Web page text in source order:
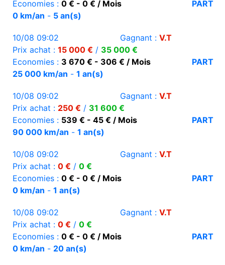
Economies : 0 € - 0 € / Mois
PART
0 km/an - 5 an(s)
10/08 09:02 Gagnant : V.T
Prix achat : 15 000 € / 35 000 €
Economies : 3 670 € - 306 € / Mois
PART
25 000 km/an - 1 an(s)
10/08 09:02 Gagnant : V.T
Prix achat : 250 € / 31 600 €
Economies : 539 € - 45 € / Mois
PART
90 000 km/an - 1 an(s)
10/08 09:02 Gagnant : V.T
Prix achat : 0 € / 0 €
Economies : 0 € - 0 € / Mois
PART
0 km/an - 1 an(s)
10/08 09:02 Gagnant : V.T
Prix achat : 0 € / 0 €
Economies : 0 € - 0 € / Mois
PART
0 km/an - 20 an(s)